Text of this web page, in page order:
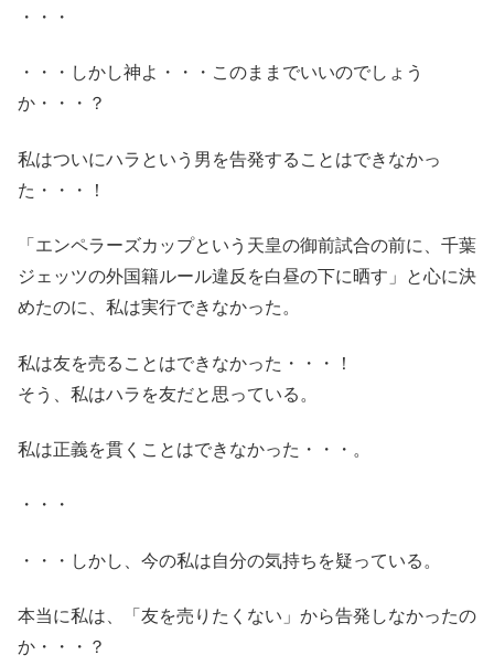
・・・
・・・しかし神よ・・・このままでいいのでしょう
か・・・？
私はついにハラという男を告発することはできなかっ
た・・・！
「エンペラーズカップという天皇の御前試合の前に、千葉
ジェッツの外国籍ルール違反を白昼の下に晒す」と心に決
めたのに、私は実行できなかった。
私は友を売ることはできなかった・・・！
そう、私はハラを友だと思っている。
私は正義を貫くことはできなかった・・・。
・・・
・・・しかし、今の私は自分の気持ちを疑っている。
本当に私は、「友を売りたくない」から告発しなかったの
か・・・？